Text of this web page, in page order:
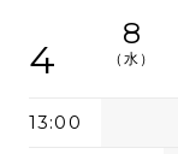
4
8
（水）
13:00